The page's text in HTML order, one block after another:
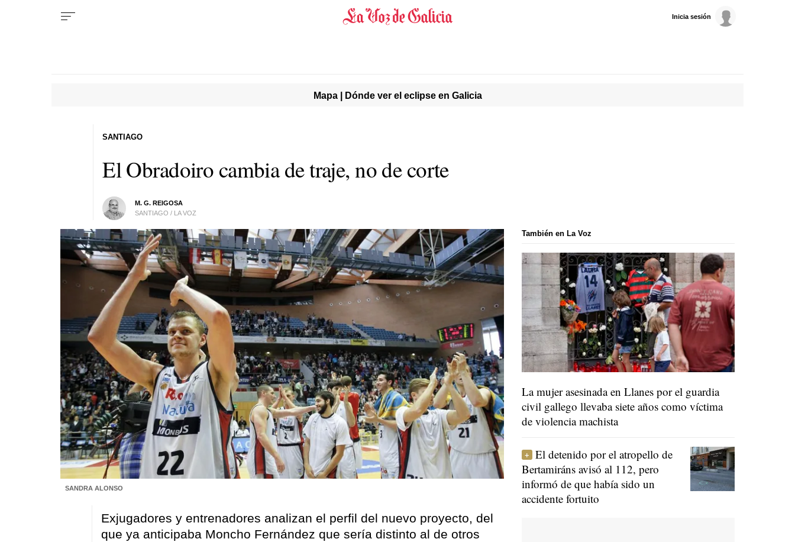
Inicia sesión
Mapa | Dónde ver el eclipse en Galicia
El Obradoiro cambia de traje, no de corte
M. G. REIGOSA
SANTIAGO / LA VOZ
SANTIAGO
SANDRA ALONSO
Exjugadores y entrenadores analizan el perfil del nuevo proyecto, del
que ya anticipaba Moncho Fernández que sería distinto al de otros
También en La Voz
La mujer asesinada en Llanes por el guardia
civil gallego llevaba siete años como víctima
de violencia machista
El detenido por el atropello de
Bertamiráns avisó al 112, pero
informó de que había sido un
accidente fortuito